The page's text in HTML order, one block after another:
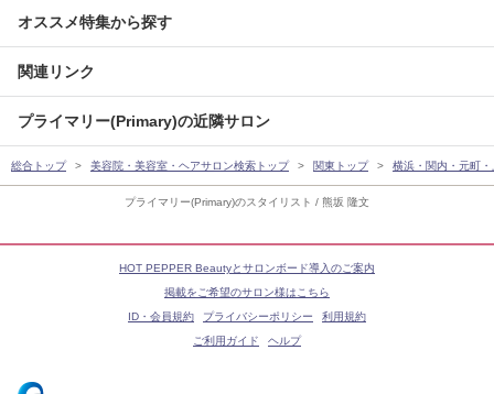
プライマリー(Primary)のスタイリスト / 熊坂 隆文
オススメ特集から探す
関連リンク
プライマリー(Primary)の近隣サロン
総合トップ 美容院・美容室・ヘアサロン検索トップ 関東トップ 横浜・関内・元町
HOT PEPPER Beautyとサロンボード導入のご案内
掲載をご希望のサロン様はこちら
ID・会員規約
プライバシーポリシー
利用規約
ご利用ガイド
ヘルプ